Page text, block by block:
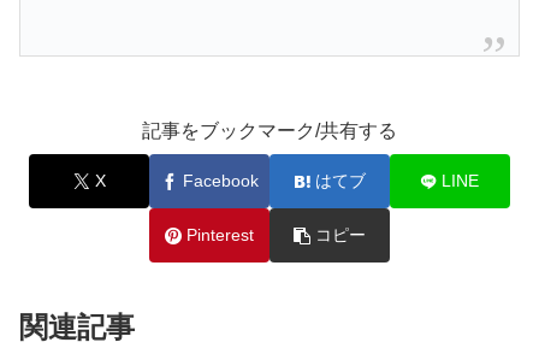
記事をブックマーク/共有する
X Facebook はてブ LINE
Pinterest コピー
関連記事